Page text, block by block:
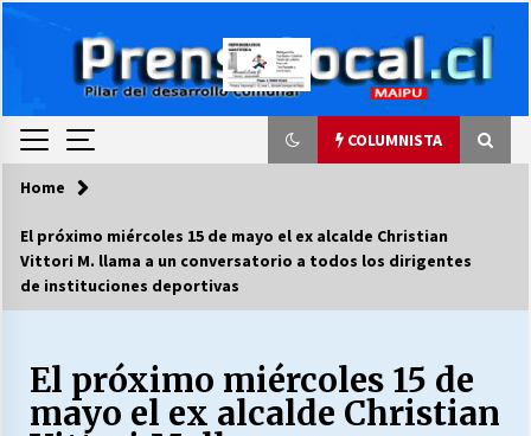
COLUMNISTA
COLUMNISTA
Ya se ordenaron las cuentas de luz… ¿Y
cuándo van a bajar?
LA DC POR SIEMPRE.RECORDANDO 69 AÑOS DE
28/07/2026
Home
El próximo miércoles 15 de mayo el ex alcalde Christian
Vittori M. llama a un conversatorio a todos los dirigentes
de instituciones deportivas
El próximo miércoles 15 de
mayo el ex alcalde Christian